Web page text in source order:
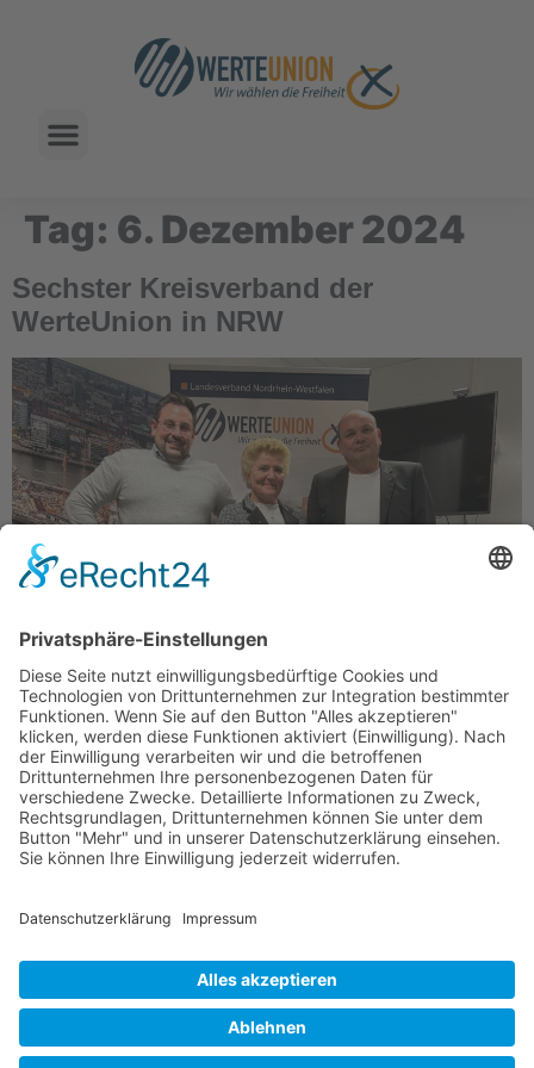
Tag: 6. Dezember 2024
Sechster Kreisverband der
WerteUnion in NRW
Sechster Kreisverband in Minden Frank Hägermann
ist Direktkandidat für die Bundestagswahl In Minden
gründete sich gestern der sechste Kreisverband der
WerteUnion in NRW. Gleich im Anschluss wurde der
renommierte Unternehmer […]
KONTAKT
IMPRESSUM